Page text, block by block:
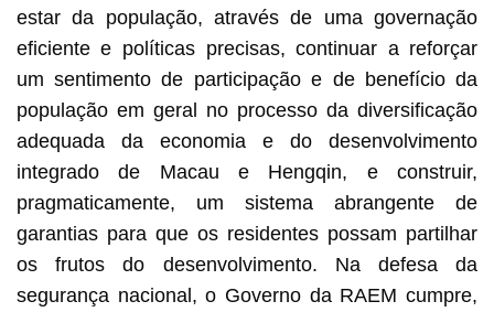
estar da população, através de uma governação
eficiente e políticas precisas, continuar a reforçar
um sentimento de participação e de benefício da
população em geral no processo da diversificação
adequada da economia e do desenvolvimento
integrado de Macau e Hengqin, e construir,
pragmaticamente, um sistema abrangente de
garantias para que os residentes possam partilhar
os frutos do desenvolvimento. Na defesa da
segurança nacional, o Governo da RAEM cumpre,